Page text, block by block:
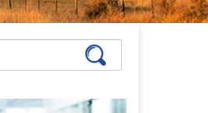
张艳萍首席咨询师
通与亲职教育、恋爱婚姻与